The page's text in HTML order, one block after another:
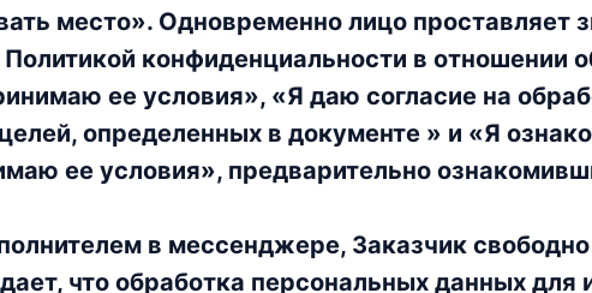
место». Одновременно лицо проставляет
конфиденциальности в отношении
ее условия», «Я даю согласие на
определенных в документе » и «Я
ее условия», предварительно
в мессенджере, Заказчик свободно
что обработка персональных данных для